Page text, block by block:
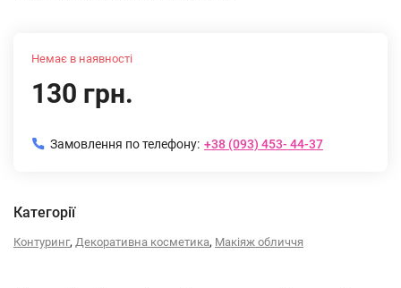
Немає в наявності
130 грн.
Замовлення по телефону: +38 (093) 453- 44-37
Категорії
Контуринг, Декоративна косметика, Макіяж обличчя